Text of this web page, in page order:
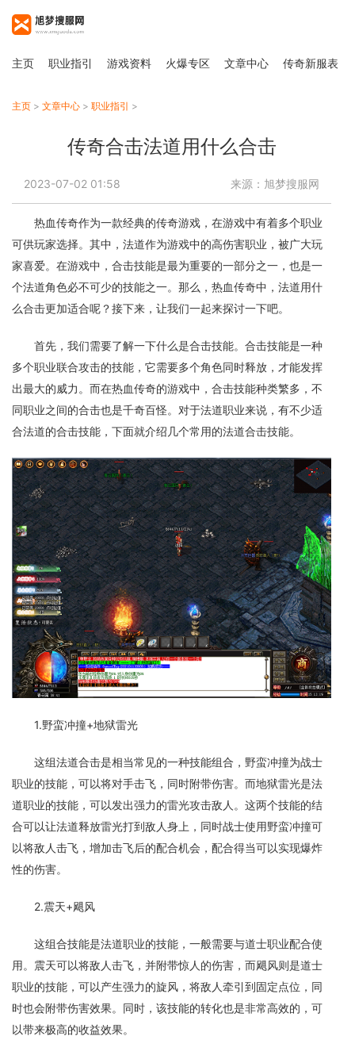
主页 职业指引 游戏资料 火爆专区 文章中心 传奇新服表
主页 > 文章中心 > 职业指引 >
传奇合击法道用什么合击
2023-07-02 01:58 来源：旭梦搜服网
热血传奇作为一款经典的传奇游戏，在游戏中有着多个职业
可供玩家选择。其中，法道作为游戏中的高伤害职业，被广大玩
家喜爱。在游戏中，合击技能是最为重要的一部分之一，也是一
个法道角色必不可少的技能之一。那么，热血传奇中，法道用什
么合击更加适合呢？接下来，让我们一起来探讨一下吧。
首先，我们需要了解一下什么是合击技能。合击技能是一种
多个职业联合攻击的技能，它需要多个角色同时释放，才能发挥
出最大的威力。而在热血传奇的游戏中，合击技能种类繁多，不
同职业之间的合击也是千奇百怪。对于法道职业来说，有不少适
合法道的合击技能，下面就介绍几个常用的法道合击技能。
1.野蛮冲撞+地狱雷光
这组法道合击是相当常见的一种技能组合，野蛮冲撞为战士
职业的技能，可以将对手击飞，同时附带伤害。而地狱雷光是法
道职业的技能，可以发出强力的雷光攻击敌人。这两个技能的结
合可以让法道释放雷光打到敌人身上，同时战士使用野蛮冲撞可
以将敌人击飞，增加击飞后的配合机会，配合得当可以实现爆炸
性的伤害。
2.震天+飓风
这组合技能是法道职业的技能，一般需要与道士职业配合使
用。震天可以将敌人击飞，并附带惊人的伤害，而飓风则是道士
职业的技能，可以产生强力的旋风，将敌人牵引到固定点位，同
时也会附带伤害效果。同时，该技能的转化也是非常高效的，可
以带来极高的收益效果。